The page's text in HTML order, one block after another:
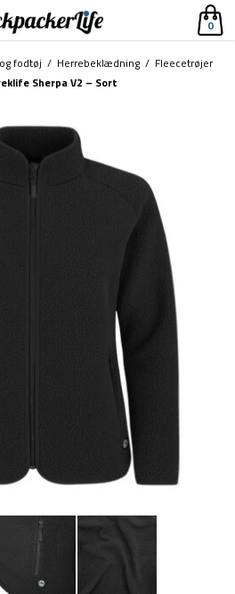
0
fodtøj / Herrebeklædning / Fleecetrøjer
Sherpa V2 – Sort